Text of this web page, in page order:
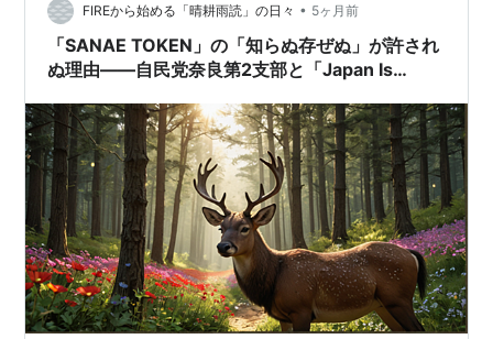
FIREから始める「晴耕雨読」の日々 • 5ヶ月前
「SANAE TOKEN」の「知らぬ存ぜぬ」が許され
ぬ理由――自民党奈良第2支部と「Japan Is